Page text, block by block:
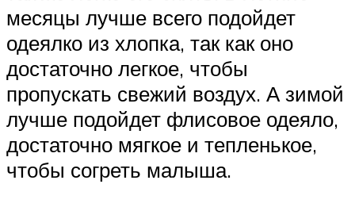
месяцы лучше всего подойдет
одеялко из хлопка, так как оно
достаточно легкое, чтобы
пропускать свежий воздух. А зимой
лучше подойдет флисовое одеяло,
достаточно мягкое и тепленькое,
чтобы согреть малыша.